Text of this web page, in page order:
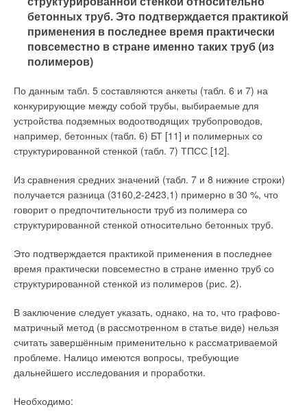
бетонных труб. Это подтверждается практикой
применения в последнее время практически
повсеместно в стране именно таких труб (из
полимеров)
По данным табл. 5 составляются анкеты (табл. 6 и 7) на
конкурирующие между собой трубы, выбираемые для
устройства подземных водоотводящих трубопроводов,
например, бетонных (табл. 6) БТ [11] и полимерных со
структурированной стенкой (табл. 7) ТПСС [12].
Из сравнения средних значений (табл. 7 и 8 нижние строки)
получается разница (3160,2-2423,1) примерно в 30 %, что
говорит о предпочтительности труб из полимера со
структурированной стенкой относительно бетонных труб.
Это подтверждается практикой применения в последнее
время практически повсеместно в стране именно труб со
структурированной стенкой из полимеров (рис. 2).
В заключение следует указать, однако, на то, что графово-
матричный метод (в рассмотренном в статье виде) нельзя
считать завершённым применительно к рассматриваемой
проблеме. Налицо имеются вопросы, требующие
дальнейшего исследования и проработки.
Необходимо:
которой трудится автор статьи, удалось создать
сравнительно простую наполнительную арматуру
противодавления с хорошими характеристиками, в которой
отсутствуют недостатки простейшей наполнительной
арматуры противодавления, описанные в начале текста. В
ней даже клапан сравнительно быстро закрывается, но без
гидравлического удара. Она имеет очень хорошие данные
по шумовым показателям и практически длительное время
не имеет проблем с нарушением работы за счёт
механических загрязнений. Её габаритные размеры также
являются достаточно приемлемыми даже для узких смывных
бачков. В отличие от современных наполнительных арматур
она исключает подсос воды из смывного бачка и воздуха из
туалетного помещения в водопроводную сеть при падении в
ней давления ниже атмосферного. Кроме того, стоимость
стоимости наполнительных арматур с сервоуправлением. То
же можно сказать и о материалоёмкости.
примерно в 1,5 раза легче аналогичной наполнительной
арматуры с сервоуправлением.
Внешний вид новой наполнительной арматуры показан на
рис. 1 и 2. На рис. 1 изображено фото наполнительной
наполнительной арматуры боковой подводки.